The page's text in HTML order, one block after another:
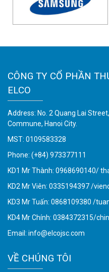
CÔNG TY CỔ PHẦN
ELCO
Address: No. 2 Quang Lai
Commune, Hanoi City.
MST: 0109583328
Phone: (+84) 973377111
KD1 Mr Thành: 0968690140/
KD2 Mr Viên: 0335194397 /
KD3 Mr Tuấn: 0868109380 /
KD4 Mr Chính: 0384372315/
Email: info@elcojsc.com
VỀ CHÚNG TÔI